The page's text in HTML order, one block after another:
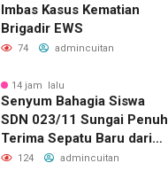
Imbas Kasus Kematian
Brigadir EWS
74 admincuitan
14 jam lalu
Senyum Bahagia Siswa
SDN 023/11 Sungai Penuh
Terima Sepatu Baru dari
Kapolres Kerinci
124 admincuitan